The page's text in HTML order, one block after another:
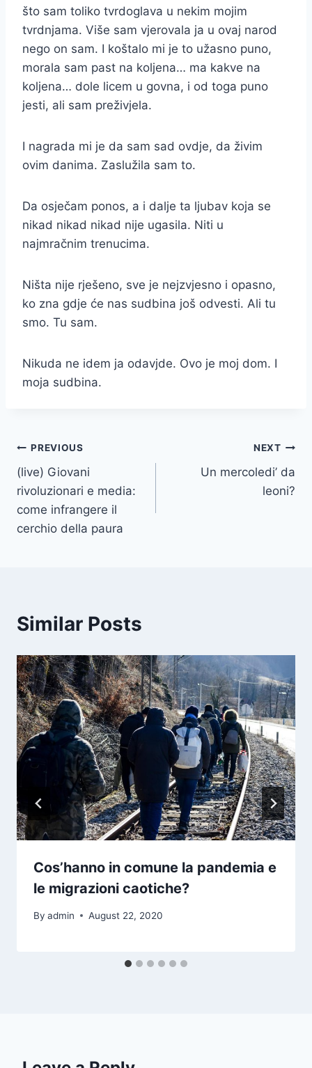
što sam toliko tvrdoglava u nekim mojim
tvrdnjama. Više sam vjerovala ja u ovaj narod
nego on sam. I koštalo mi je to užasno puno,
morala sam past na koljena… ma kakve na
koljena… dole licem u govna, i od toga puno
jesti, ali sam preživjela.
I nagrada mi je da sam sad ovdje, da živim
ovim danima. Zaslužila sam to.
Da osječam ponos, a i dalje ta ljubav koja se
nikad nikad nikad nije ugasila. Niti u
najmračnim trenucima.
Ništa nije rješeno, sve je nejzvjesno i opasno,
ko zna gdje će nas sudbina još odvesti. Ali tu
smo. Tu sam.
Nikuda ne idem ja odavjde. Ovo je moj dom. I
moja sudbina.
Post
navigation
PREVIOUS
(live) Giovani
rivoluzionari e media:
come infrangere il
cerchio della paura
NEXT
Un mercoledi’ da
leoni?
Similar Posts
Cos’hanno in comune la pandemia e
le migrazioni caotiche?
By admin August 22, 2020